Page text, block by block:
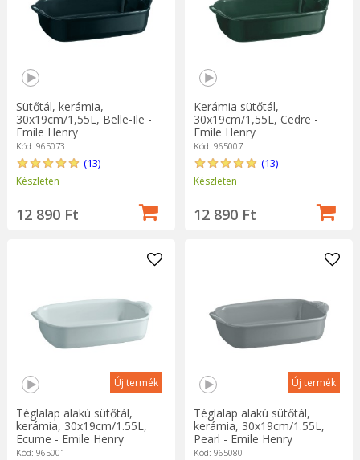
Sütőtál, kerámia,
30x19cm/1,55L, Belle-Ile -
Emile Henry
Kód: 965073
(13)
Készleten
12 890 Ft
Kerámia sütőtál,
30x19cm/1,55L, Cedre -
Emile Henry
Kód: 965007
(13)
Készleten
12 890 Ft
Új termék
Téglalap alakú sütőtál,
kerámia, 30x19cm/1.55L,
Ecume - Emile Henry
Kód: 965001
Új termék
Téglalap alakú sütőtál,
kerámia, 30x19cm/1.55L,
Pearl - Emile Henry
Kód: 965080